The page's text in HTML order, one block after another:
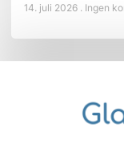
14. juli 2026 Ingen